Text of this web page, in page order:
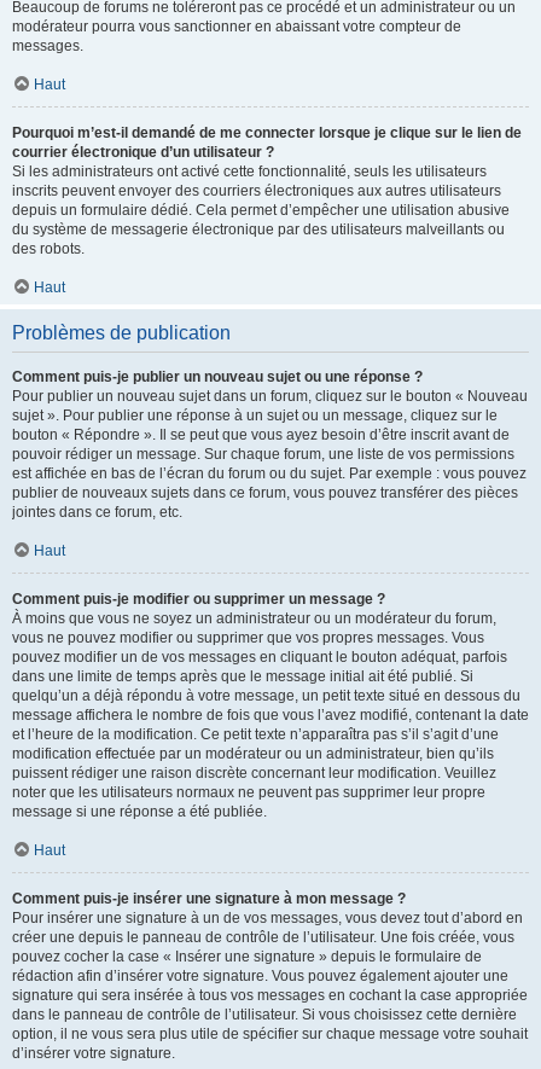
Beaucoup de forums ne toléreront pas ce procédé et un administrateur ou un
modérateur pourra vous sanctionner en abaissant votre compteur de
messages.
Haut
Pourquoi m’est-il demandé de me connecter lorsque je clique sur le lien de
courrier électronique d’un utilisateur ?
Si les administrateurs ont activé cette fonctionnalité, seuls les utilisateurs
inscrits peuvent envoyer des courriers électroniques aux autres utilisateurs
depuis un formulaire dédié. Cela permet d’empêcher une utilisation abusive
du système de messagerie électronique par des utilisateurs malveillants ou
des robots.
Haut
Problèmes de publication
Comment puis-je publier un nouveau sujet ou une réponse ?
Pour publier un nouveau sujet dans un forum, cliquez sur le bouton « Nouveau
sujet ». Pour publier une réponse à un sujet ou un message, cliquez sur le
bouton « Répondre ». Il se peut que vous ayez besoin d’être inscrit avant de
pouvoir rédiger un message. Sur chaque forum, une liste de vos permissions
est affichée en bas de l’écran du forum ou du sujet. Par exemple : vous pouvez
publier de nouveaux sujets dans ce forum, vous pouvez transférer des pièces
jointes dans ce forum, etc.
Haut
Comment puis-je modifier ou supprimer un message ?
À moins que vous ne soyez un administrateur ou un modérateur du forum,
vous ne pouvez modifier ou supprimer que vos propres messages. Vous
pouvez modifier un de vos messages en cliquant le bouton adéquat, parfois
dans une limite de temps après que le message initial ait été publié. Si
quelqu’un a déjà répondu à votre message, un petit texte situé en dessous du
message affichera le nombre de fois que vous l’avez modifié, contenant la date
et l’heure de la modification. Ce petit texte n’apparaîtra pas s’il s’agit d’une
modification effectuée par un modérateur ou un administrateur, bien qu’ils
puissent rédiger une raison discrète concernant leur modification. Veuillez
noter que les utilisateurs normaux ne peuvent pas supprimer leur propre
message si une réponse a été publiée.
Haut
Comment puis-je insérer une signature à mon message ?
Pour insérer une signature à un de vos messages, vous devez tout d’abord en
créer une depuis le panneau de contrôle de l’utilisateur. Une fois créée, vous
pouvez cocher la case « Insérer une signature » depuis le formulaire de
rédaction afin d’insérer votre signature. Vous pouvez également ajouter une
signature qui sera insérée à tous vos messages en cochant la case appropriée
dans le panneau de contrôle de l’utilisateur. Si vous choisissez cette dernière
option, il ne vous sera plus utile de spécifier sur chaque message votre souhait
d’insérer votre signature.